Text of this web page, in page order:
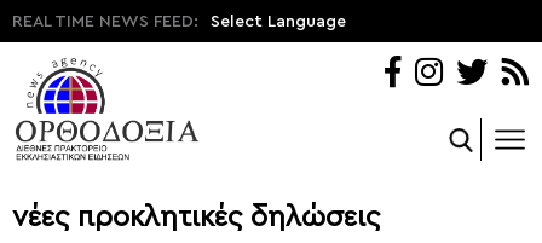
REAL TIME NEWS FEED: Select Language
νέες προκλητικές δηλώσεις